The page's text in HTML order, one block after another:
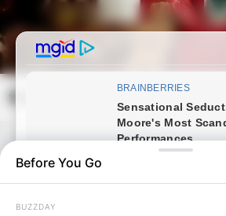
Skip
to
content
frissvilag.com
Before You Go
BUZZDAY